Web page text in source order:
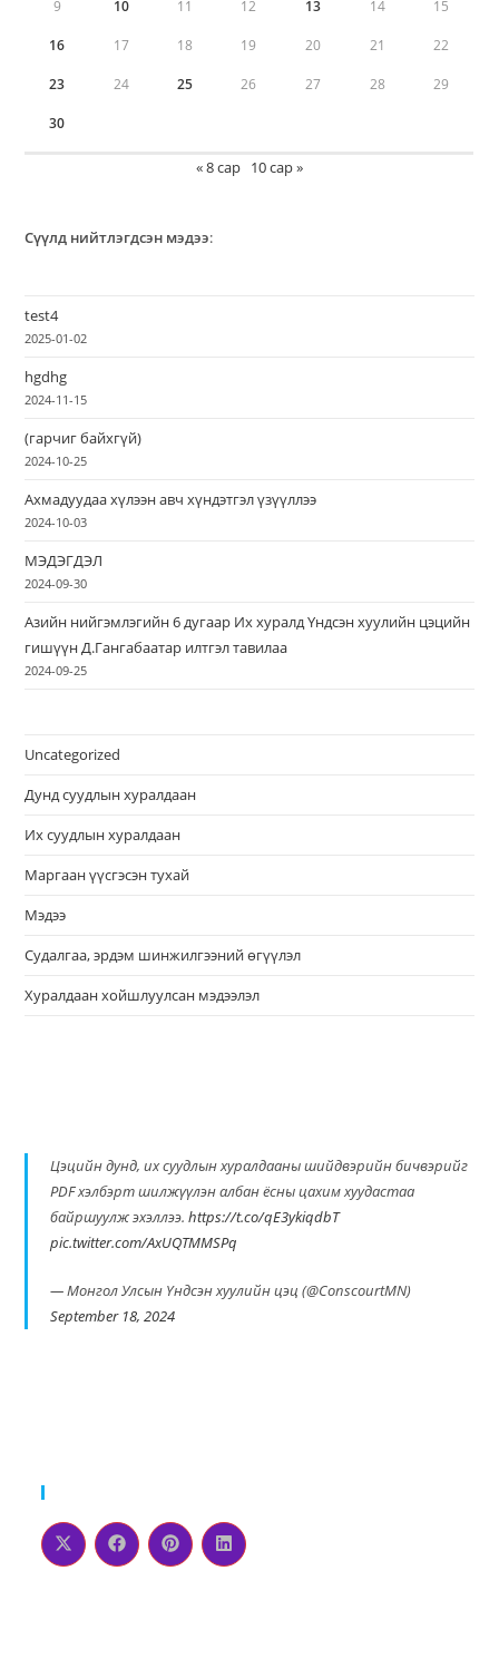
9 10 11 12 13 14 15
16 17 18 19 20 21 22
23 24 25 26 27 28 29
30
« 8 сар 10 сар »
Сүүлд нийтлэгдсэн мэдээ:
test4
2025-01-02
hgdhg
2024-11-15
(гарчиг байхгүй)
2024-10-25
Ахмадуудаа хүлээн авч хүндэтгэл үзүүллээ
2024-10-03
МЭДЭГДЭЛ
2024-09-30
Азийн нийгэмлэгийн 6 дугаар Их хуралд Үндсэн хуулийн цэцийн
гишүүн Д.Гангабаатар илтгэл тавилаа
2024-09-25
Uncategorized
Дунд суудлын хуралдаан
Их суудлын хуралдаан
Маргаан үүсгэсэн тухай
Мэдээ
Судалгаа, эрдэм шинжилгээний өгүүлэл
Хуралдаан хойшлуулсан мэдээлэл
Цэцийн дунд, их суудлын хуралдааны шийдвэрийн бичвэрийг
PDF хэлбэрт шилжүүлэн албан ёсны цахим хуудастаа
байршуулж эхэллээ.https://t.co/qE3ykiqdbT
pic.twitter.com/AxUQTMMSPq
— Монгол Улсын Үндсэн хуулийн цэц (@ConscourtMN)
September 18, 2024